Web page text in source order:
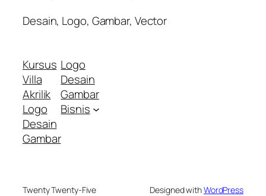
Desain, Logo, Gambar, Vector
Kursus
Villa
Akrilik
Logo
Desain
Gambar
Logo
Desain
Gambar
Bisnis
Twenty Twenty-Five Designed withWordPress